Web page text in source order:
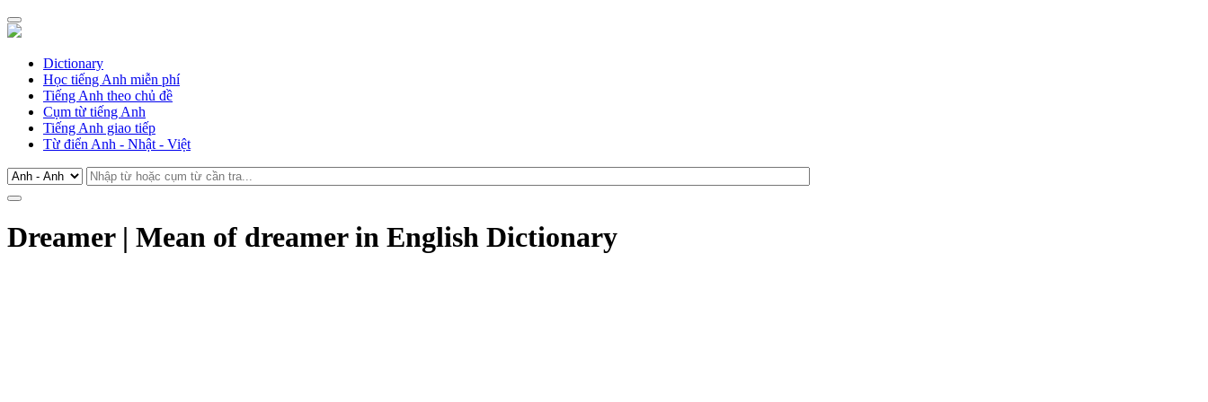
Dictionary
Học tiếng Anh miễn phí
Tiếng Anh theo chủ đề
Cụm từ tiếng Anh
Tiếng Anh giao tiếp
Từ điển Anh - Nhật - Việt
Dreamer | Mean of dreamer in English Dictionary